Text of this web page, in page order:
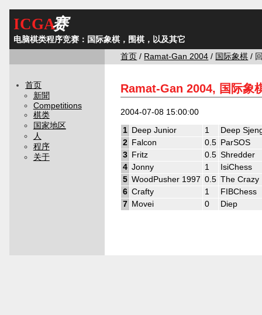
ICGA赛
电脑棋类程序竞赛：国际象棋，围棋，以及其它
首页 / Ramat-Gan 2004 / 国际象棋 /
首页
新聞
Competitions
棋类
国家地区
人
程序
关于
Ramat-Gan 2004, 国际象
2004-07-08 15:00:00
1 Deep Junior 1
Deep
2 Falcon 0.5 ParSOS
3 Fritz 0.5 Shredder
4 Jonny 1
IsiChess
5 WoodPusher 1997 0.5 The Crazy
6 Crafty 1
FIBChess
7 Movei 0 Diep